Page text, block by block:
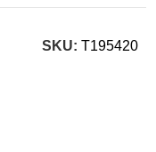
SKU: T195420